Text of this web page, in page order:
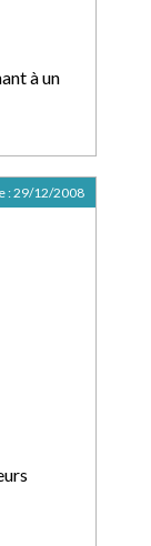
à un
:29/12/2008